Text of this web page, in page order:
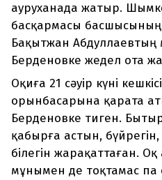
ауруханада жатыр.
басқармасы
Бақытжан Абдуллаевтың
Берденовке жедел ота
Оқиға 21 сәуір күні
орынбасарына қарата
Берденовке тиген.
қабырға астын,
білегін жарақаттаған.
мұнымен де тоқтамас па